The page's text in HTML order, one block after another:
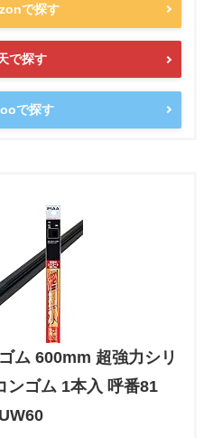
で探す
で探す
で探す
ム 600mm 超強力シリ
ンゴム 1本入 呼番81